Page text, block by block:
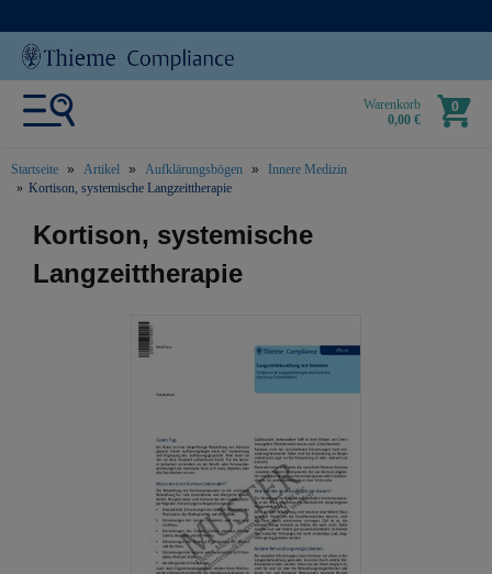
Warenkorb
0,00 €
0
Startseite Artikel Aufklärungsbögen
Innere Medizin
Kortison, systemische Langzeittherapie
text.skipToContent
text.skipToNavigation
Kortison, systemische
Langzeittherapie